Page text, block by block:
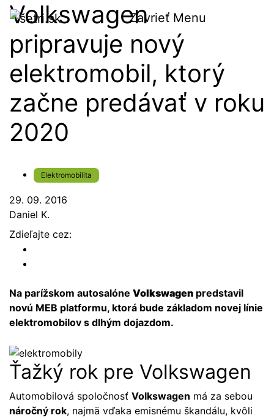
Zavrieť Menu
Volkswagen
pripravuje nový
elektromobil, ktorý
začne predávať v roku
2020
Elektromobilita
29. 09. 2016
Daniel K.
Zdieľajte cez:
Na parížskom autosalóne Volkswagen predstavil
novú MEB platformu, ktorá bude základom novej línie
elektromobilov s dlhým dojazdom.
Ťažký rok pre Volkswagen
Automobilová spoločnosť Volkswagen má za sebou
náročný rok, najmä vďaka emisnému škandálu, kvôli